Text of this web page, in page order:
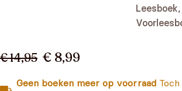
Leesboek,
€ 14,95 € 8,99
Geen boeken meer op voorraad